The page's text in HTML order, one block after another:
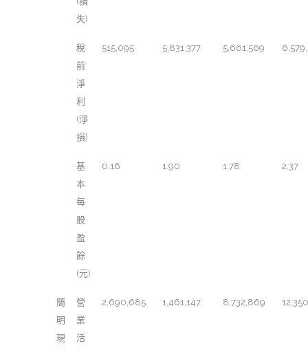
失)
稅
前
淨
利
(淨
損)
515,095 5,831,377 5,661,569
基
本
每
股
盈
餘
(元)
0.16 1.90 1.78 2.37
簡
明
現
營
業
活
2,690,685 1,461,147 8,732,869